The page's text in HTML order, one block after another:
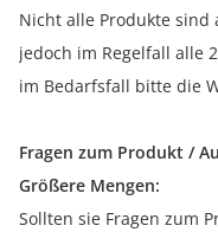
Nicht alle Produkte sind
jedoch im Regelfall alle
im Bedarfsfall bitte die
Fragen zum Produkt /
Größere Mengen:
Sollten sie Fragen zum